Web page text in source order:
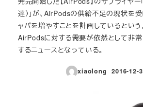
達）」が、AirPodsの供給不足の現状を
ャパを増やすことを計画しているという
AirPodsに対する需要が依然として非
するニュースとなっている。
xiaolong
投稿日
2016-12-